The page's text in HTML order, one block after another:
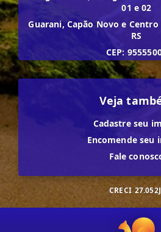
01 e 02
Guarani, Capão Novo e Centro
RS
CEP:
Veja
Cadastre seu
Encomende seu
Fale
CRECI 27.052J